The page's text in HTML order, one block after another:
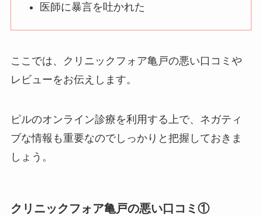
医師に暴言を吐かれた
ここでは、クリニックフォア亀戸の悪い口コミや
レビューをお伝えします。
ピルのオンライン診療を利用する上で、ネガティ
ブな情報も重要なのでしっかりと把握しておきま
しょう。
クリニックフォア亀戸の悪い口コミ①